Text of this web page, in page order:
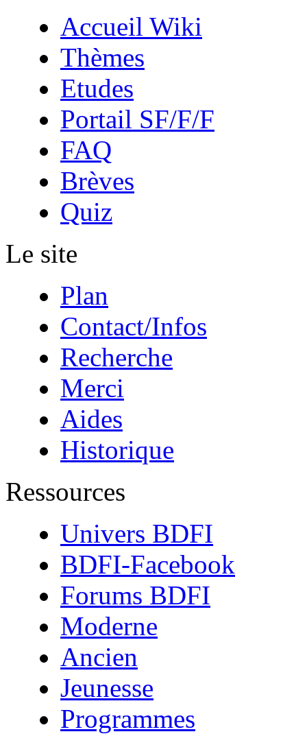
Accueil Wiki
Thèmes
Etudes
Portail SF/F/F
FAQ
Brèves
Quiz
Le site
Plan
Contact/Infos
Recherche
Merci
Aides
Historique
Ressources
Univers BDFI
BDFI-Facebook
Forums BDFI
Moderne
Ancien
Jeunesse
Programmes